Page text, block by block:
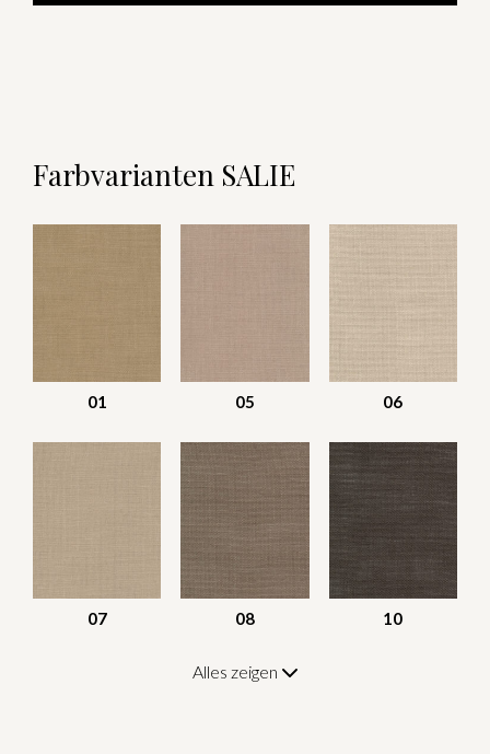
Farbvarianten SALIE
01 05 06
07 08 10
Alles zeigen